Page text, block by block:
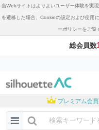
当Webサイトはよりよいユーザー体験を実
を遷移した場合、Cookieの設定および使用
ーポリシーをご覧
総会員数
プレミアム会